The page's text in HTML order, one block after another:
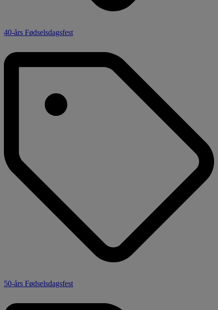
40-års Fødselsdagsfest
50-års Fødselsdagsfest